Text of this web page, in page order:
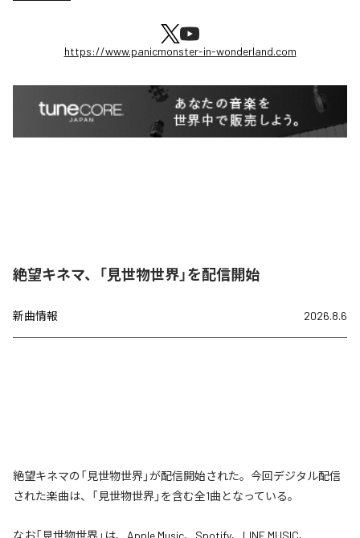
https://www.panicmonster-in-wonderland.com
絶望キネマ、「見世物世界」を配信開始
新曲情報 2026.8.6
絶望キネマの「見世物世界」が配信開始された。今回デジタル配信
された楽曲は、「見世物世界」を含む全1曲となっている。
なお「見世物世界」は、 Apple Music、 Spotify、 LINE MUSIC、